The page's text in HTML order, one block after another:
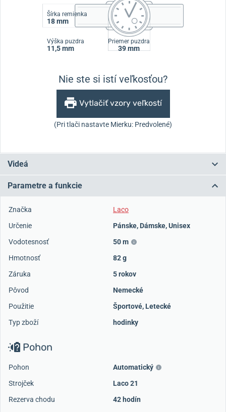
Šírka remienka
18 mm
Výška puzdra
11,5 mm
Priemer puzdra
39 mm
Nie ste si istí veľkosťou?
Vytlačiť vzory veľkostí
(Pri tlači nastavte Mierku: Predvolené)
Videá
Parametre a funkcie
Značka
Laco
Určenie
Pánske, Dámske,Unisex
Vodotesnosť
50 m
Hmotnosť
82 g
Záruka
5 rokov
Pôvod
Nemecké
Použitie
Športové, Letecké
Typ zboží
hodinky
Pohon
Pohon
Automatický
Strojček
Laco 21
Rezerva chodu
42 hodín